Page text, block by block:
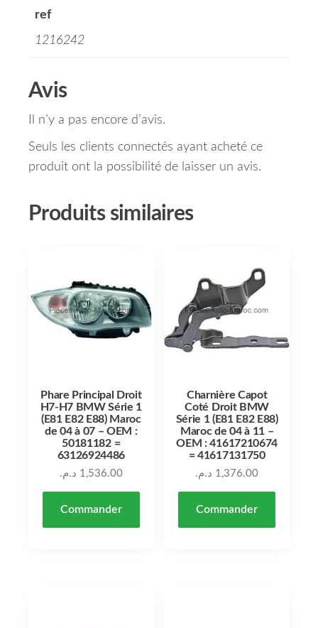
ref
1216242
Avis
Il n’y a pas encore d’avis.
Seuls les clients connectés ayant acheté ce
produit ont la possibilité de laisser un avis.
Produits similaires
Phare Principal Droit
H7-H7 BMW Série 1
(E81 E82 E88) Maroc
de 04 à 07 – OEM :
50181182 =
63126924486
1,536.00 د.م.
Commander
Charnière Capot
Coté Droit BMW
Série 1 (E81 E82 E88)
Maroc de 04 à 11 –
OEM : 41617210674
= 41617131750
1,376.00 د.م.
Commander